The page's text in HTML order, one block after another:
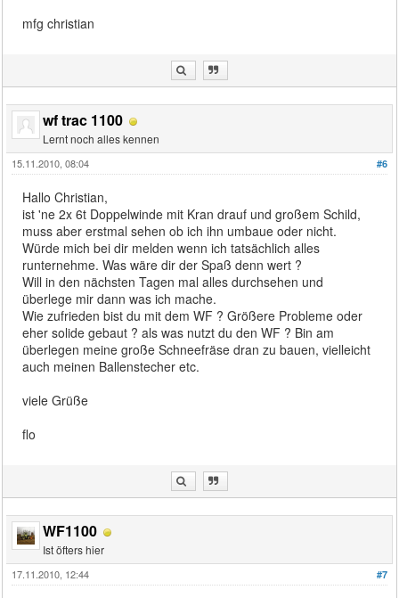
mfg christian
wf trac 1100
Lernt noch alles kennen
#6
15.11.2010, 08:04
Hallo Christian,
ist 'ne 2x 6t Doppelwinde mit Kran drauf und großem Schild,
muss aber erstmal sehen ob ich ihn umbaue oder nicht.
Würde mich bei dir melden wenn ich tatsächlich alles
runternehme. Was wäre dir der Spaß denn wert ?
Will in den nächsten Tagen mal alles durchsehen und
überlege mir dann was ich mache.
Wie zufrieden bist du mit dem WF ? Größere Probleme oder
eher solide gebaut ? als was nutzt du den WF ? Bin am
überlegen meine große Schneefräse dran zu bauen, vielleicht
auch meinen Ballenstecher etc.
viele Grüße
flo
WF1100
Ist öfters hier
#7
17.11.2010, 12:44